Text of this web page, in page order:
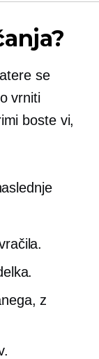
se
vrniti
boste vi,
z